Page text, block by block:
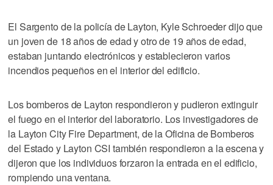
El Sargento de la policía de Layton, Kyle Schroeder dijo que
un joven de 18 años de edad y otro de 19 años de edad,
estaban juntando electrónicos y establecieron varios
incendios pequeños en el interior del edificio.
Los bomberos de Layton respondieron y pudieron extinguir
el fuego en el interior del laboratorio. Los investigadores de
la Layton City Fire Department, de la Oficina de Bomberos
del Estado y Layton CSI también respondieron a la escena y
dijeron que los individuos forzaron la entrada en el edificio,
rompiendo una ventana.